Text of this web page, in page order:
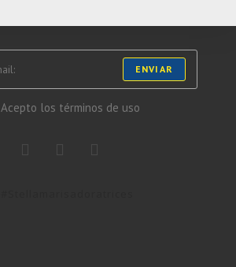
ENVIAR
Acepto los términos de uso